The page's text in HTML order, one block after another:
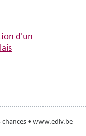
d'un
• www.ediv.be